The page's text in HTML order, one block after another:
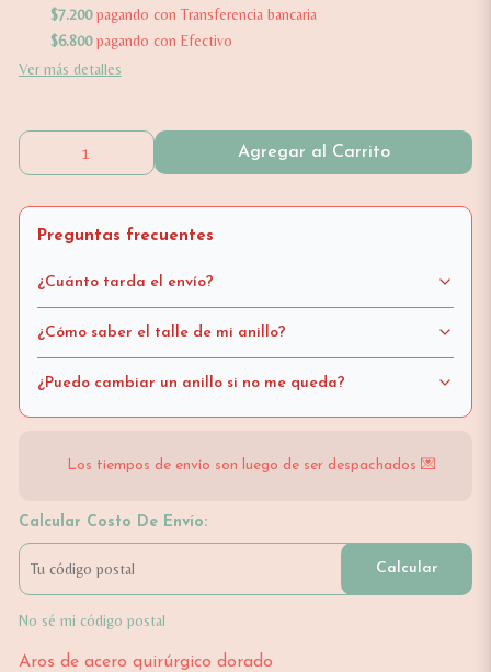
$7.200pagando con Transferencia bancaria
$6.800pagando con Efectivo
Ver más detalles
Agregar al Carrito
Preguntas frecuentes
¿Cuánto tarda el envío?
¿Cómo saber el talle de mi anillo?
¿Puedo cambiar un anillo si no me queda?
Los tiempos de envío son luego de ser despachados 💌
Calcular Costo De Envío:
Calcular
No sé mi código postal
Aros de acero quirúrgico dorado